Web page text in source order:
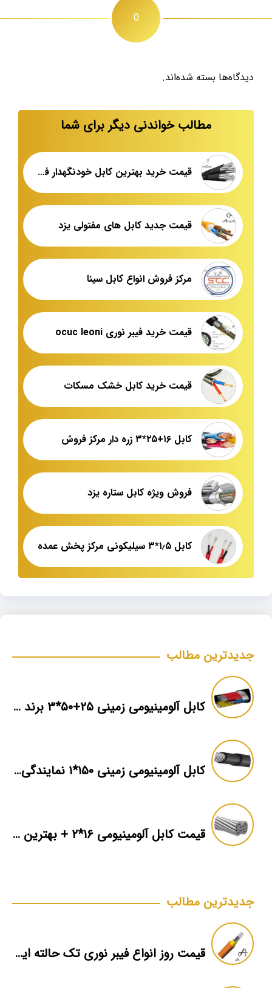
0
دیدگاه‌ها بسته شده‌اند.
مطالب خواندنی دیگر برای شما
قیمت خرید بهترین کابل خودنگهدار فروزان یزد
قیمت جدید کابل های مفتولی یزد
مرکز فروش انواع کابل سینا
قیمت خرید فیبر نوری ocuc leoni
قیمت خرید کابل خشک مسکات
کابل ۱۶+۲۵*۳ زره دار مرکز فروش
فروش ویژه کابل ستاره یزد
کابل ۱٫۵*۳ سیلیکونی مرکز پخش عمده
جدیدترین مطالب
کابل آلومینیومی زمینی ۲۵+۵۰*۳ برند ماهان
کابل آلومینیومی زمینی ۱۵۰*۱ نمایندگی فروش
قیمت کابل آلومینیومی ۱۶*۲ + بهترین برند بازار + اطلاعات فنی
جدیدترین مطالب
قیمت روز انواع فیبر نوری تک حالته ایران